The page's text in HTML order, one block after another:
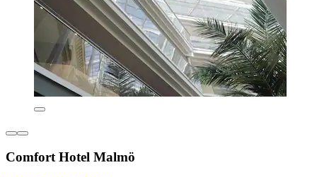
Comfort Hotel Malmö